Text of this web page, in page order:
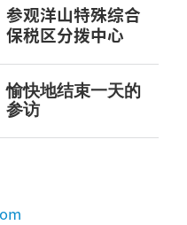
参观洋山特殊综合
保税区分拨中心
愉快地结束一天的
参访